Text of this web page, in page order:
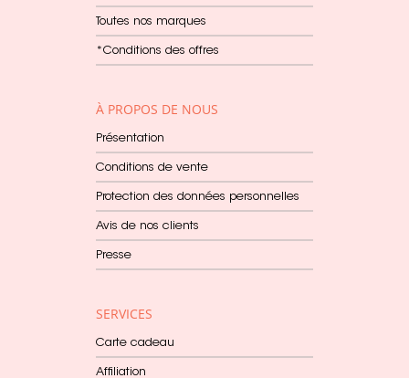
Toutes nos marques
*Conditions des offres
À PROPOS DE NOUS
Présentation
Conditions de vente
Protection des données personnelles
Avis de nos clients
Presse
SERVICES
Carte cadeau
Affiliation